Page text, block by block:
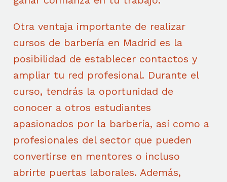
Otra ventaja importante de realizar
cursos de barbería en Madrid es la
posibilidad de establecer contactos y
ampliar tu red profesional. Durante el
curso, tendrás la oportunidad de
conocer a otros estudiantes
apasionados por la barbería, así como a
profesionales del sector que pueden
convertirse en mentores o incluso
abrirte puertas laborales. Además,